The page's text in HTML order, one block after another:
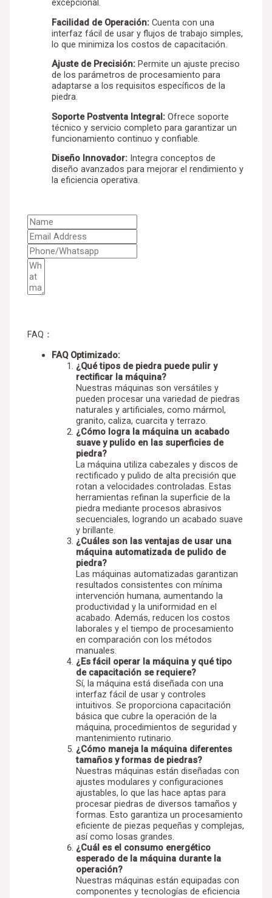
excepcional.
Facilidad de Operación: Cuenta con una
interfaz fácil de usar y flujos de trabajo simples,
lo que minimiza los costos de capacitación.
Ajuste de Precisión: Permite un ajuste preciso
de los parámetros de procesamiento para
adaptarse a los requisitos específicos de la
piedra.
Soporte Postventa Integral: Ofrece soporte
técnico y servicio completo para garantizar un
funcionamiento continuo y confiable.
Diseño Innovador: Integra conceptos de
diseño avanzados para mejorar el rendimiento y
la eficiencia operativa.
FAQ：
FAQ Optimizado:
¿Qué tipos de piedra puede pulir y
rectificar la máquina?
Nuestras máquinas son versátiles y
pueden procesar una variedad de piedras
naturales y artificiales, como mármol,
granito, caliza, cuarcita y terrazo.
¿Cómo logra la máquina un acabado
suave y pulido en las superficies de
piedra?
La máquina utiliza cabezales y discos de
rectificado y pulido de alta precisión que
rotan a velocidades controladas. Estas
herramientas refinan la superficie de la
piedra mediante procesos abrasivos
secuenciales, logrando un acabado suave
y brillante.
¿Cuáles son las ventajas de usar una
máquina automatizada de pulido de
piedra?
Las máquinas automatizadas garantizan
resultados consistentes con mínima
intervención humana, aumentando la
productividad y la uniformidad en el
acabado. Además, reducen los costos
laborales y el tiempo de procesamiento
en comparación con los métodos
manuales.
¿Es fácil operar la máquina y qué tipo
de capacitación se requiere?
Sí, la máquina está diseñada con una
interfaz fácil de usar y controles
intuitivos. Se proporciona capacitación
básica que cubre la operación de la
máquina, procedimientos de seguridad y
mantenimiento rutinario.
¿Cómo maneja la máquina diferentes
tamaños y formas de piedras?
Nuestras máquinas están diseñadas con
ajustes modulares y configuraciones
ajustables, lo que las hace aptas para
procesar piedras de diversos tamaños y
formas. Esto garantiza un procesamiento
eficiente de piezas pequeñas y complejas,
así como losas grandes.
¿Cuál es el consumo energético
esperado de la máquina durante la
operación?
Nuestras máquinas están equipadas con
componentes y tecnologías de eficiencia